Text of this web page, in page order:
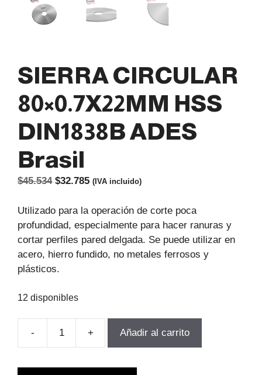
SIERRA CIRCULAR
80×0.7X22MM HSS
DIN1838B ADES
Brasil
$45.534 El
original
era:
$45.534.
$32.785El
actual
es:
$32.785.
(IVA incluido)
Utilizado para la operación de corte poca
profundidad, especialmente para hacer ranuras y
cortar perfiles pared delgada. Se puede utilizar en
acero, hierro fundido, no metales ferrosos y
plásticos.
12 disponibles
-
SIERRA
80x0.7X22MM
+ Añadir al carrito